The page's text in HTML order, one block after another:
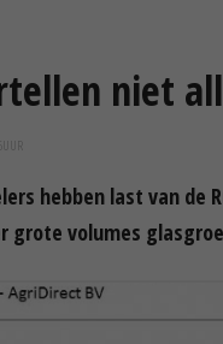
niet
hebben last van de
grote volumes